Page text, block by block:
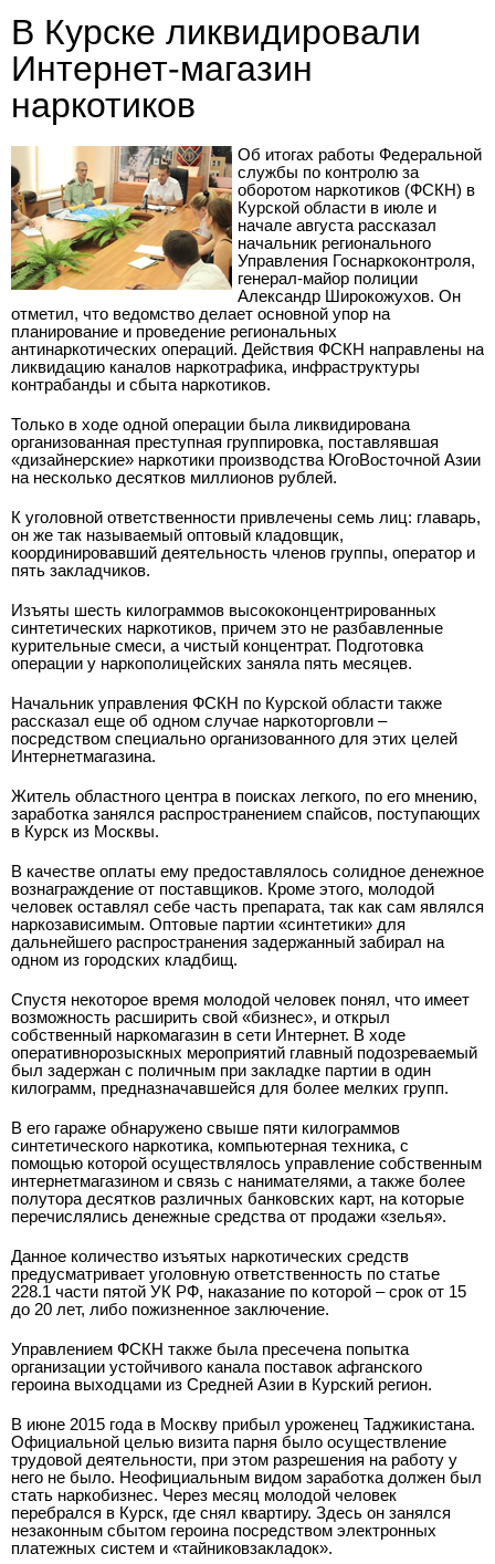
В Курске ликвидировали
Интернет-магазин
наркотиков
Об итогах работы Федеральной
службы по контролю за
оборотом наркотиков (ФСКН) в
Курской области в июле и
начале августа рассказал
начальник регионального
Управления Госнаркоконтроля,
генерал-майор полиции
Александр Широкожухов. Он
отметил, что ведомство делает основной упор на
планирование и проведение региональных
антинаркотических операций. Действия ФСКН направлены на
ликвидацию каналов наркотрафика, инфраструктуры
контрабанды и сбыта наркотиков.
Только в ходе одной операции была ликвидирована
организованная преступная группировка, поставлявшая
«дизайнерские» наркотики производства Юго­Восточной Азии
на несколько десятков миллионов рублей.
К уголовной ответственности привлечены семь лиц: главарь,
он же так называемый оптовый кладовщик,
координировавший деятельность членов группы, оператор и
пять закладчиков.
Изъяты шесть килограммов высококонцентрированных
синтетических наркотиков, причем это не разбавленные
курительные смеси, а чистый концентрат. Подготовка
операции у наркополицейских заняла пять месяцев.
Начальник управления ФСКН по Курской области также
рассказал еще об одном случае наркоторговли –
посредством специально организованного для этих целей
Интернет­магазина.
Житель областного центра в поисках легкого, по его мнению,
заработка занялся распространением спайсов, поступающих
в Курск из Москвы.
В качестве оплаты ему предоставлялось солидное денежное
вознаграждение от поставщиков. Кроме этого, молодой
человек оставлял себе часть препарата, так как сам являлся
наркозависимым. Оптовые партии «синтетики» для
дальнейшего распространения задержанный забирал на
одном из городских кладбищ.
Спустя некоторое время молодой человек понял, что имеет
возможность расширить свой «бизнес», и открыл
собственный наркомагазин в сети Интернет. В ходе
оперативно­розыскных мероприятий главный подозреваемый
был задержан с поличным при закладке партии в один
килограмм, предназначавшейся для более мелких групп.
В его гараже обнаружено свыше пяти килограммов
синтетического наркотика, компьютерная техника, с
помощью которой осуществлялось управление собственным
интернет­магазином и связь с нанимателями, а также более
полутора десятков различных банковских карт, на которые
перечислялись денежные средства от продажи «зелья».
Данное количество изъятых наркотических средств
предусматривает уголовную ответственность по статье
228.1 части пятой УК РФ, наказание по которой – срок от 15
до 20 лет, либо пожизненное заключение.
Управлением ФСКН также была пресечена попытка
организации устойчивого канала поставок афганского
героина выходцами из Средней Азии в Курский регион.
В июне 2015 года в Москву прибыл уроженец Таджикистана.
Официальной целью визита парня было осуществление
трудовой деятельности, при этом разрешения на работу у
него не было. Неофициальным видом заработка должен был
стать наркобизнес. Через месяц молодой человек
перебрался в Курск, где снял квартиру. Здесь он занялся
незаконным сбытом героина посредством электронных
платежных систем и «тайников­закладок».